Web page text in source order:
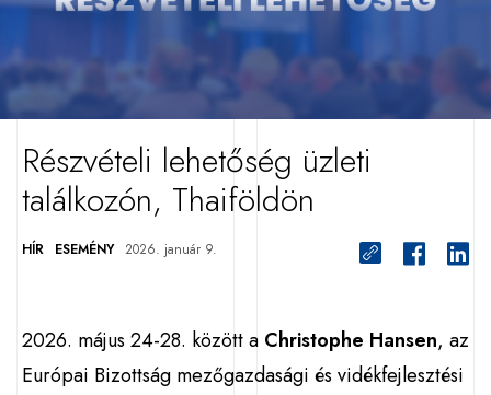
Részvételi lehetőség üzleti
találkozón, Thaiföldön
HÍR ESEMÉNY 2026. január 9.
2026. május 24-28. között a Christophe Hansen, az
Európai Bizottság mezőgazdasági és vidékfejlesztési